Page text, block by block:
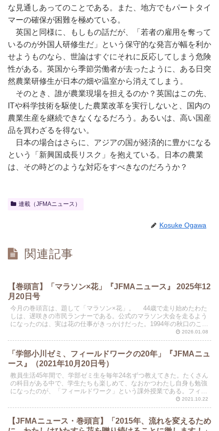
な見通しあってのことである。また、地方でもパートタイ
マーの確保が困難を極めている。
英国と同様に、もしもの話だが、「若者の雇用を奪って
いるのが外国人研修生だ」という保守的な発言が幅を利か
せようものなら、世論はすぐにそれに反応してしまう危険
性がある。英国から季節労働者が去ったように、ある日突
然農業研修生が日本の畑や温室から消えてしまう。
そのとき、誰が農業現場を担えるのか？英国はこの先、
ITや科学技術を駆使した農業改革を実行しないと、国内の
農業生産を継続できなくなるだろう。あるいは、高い国産
品を買わざるを得ない。
日本の場合はさらに、アジアの国が経済的に豊かになる
という「新興国成長リスク」を抱えている。日本の農業
は、その時どのような対応をすべきなのだろうか？
連載（JFMAニュース）
Kosuke Ogawa
関連記事
【巻頭言】「マラソン×花」『JFMAニュース』 2025年12
月20日号
今月の巻頭言は、題して「マラソン×花」。 44歳で⾛り始めたわた
しは、遅咲きの市⺠ランナーである。公式のマラソン大会を⾛るよう
になったのは、実は花の仕事がきっかけだった。1994年の秋⼝のこと
2026.01.08
「学部小川ゼミ、フィールドワークの20年」『JFMAニュ
ース』（2021年10月20日号）
教員生活45年間で、学部ゼミ生を毎年24名ずつ教えてきた。たくさん
の科目がある中で、学生たちも楽しめて、なおかつわたし自身も勉強
になったのが、「フィールドワーク」という課外授業である。フィー
2021.10.22
【JFMAニュース・巻頭言】「2015年、流れを変えるため